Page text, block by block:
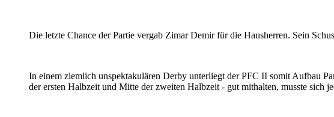
Die letzte Chance der Partie vergab Zimar Demir für die Hausherren. Sein
In einem ziemlich unspektakulären Derby unterliegt der PFC II somit Aufbau
der ersten Halbzeit und Mitte der zweiten Halbzeit - gut mithalten, musste sich